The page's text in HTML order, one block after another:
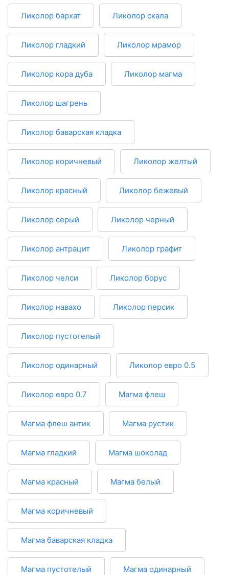
Ликолор бархат Ликолор скала
Ликолор гладкий Ликолор мрамор
Ликолор кора дуба Ликолор магма
Ликолор шагрень
Ликолор баварская кладка
Ликолор коричневый Ликолор желтый
Ликолор красный Ликолор бежевый
Ликолор серый Ликолор черный
Ликолор антрацит Ликолор графит
Ликолор челси Ликолор борус
Ликолор навахо Ликолор персик
Ликолор пустотелый
Ликолор одинарный Ликолор евро 0.5
Ликолор евро 0.7 Магма флеш
Магма флеш антик Магма рустик
Магма гладкий Магма шоколад
Магма красный Магма белый
Магма коричневый
Магма баварская кладка
Магма пустотелый Магма одинарный